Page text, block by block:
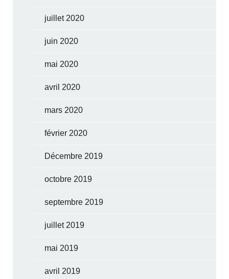
juillet 2020
juin 2020
mai 2020
avril 2020
mars 2020
février 2020
Décembre 2019
octobre 2019
septembre 2019
juillet 2019
mai 2019
avril 2019